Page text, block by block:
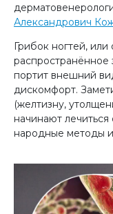
Александрович
Грибок ногтей, или
распространённое
портит внешний
дискомфорт.
(желтизну,
начинают лечиться
народные методы